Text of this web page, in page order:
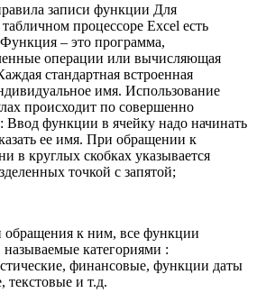
записи функции Для
процессоре Excel есть
– это программа,
операции или вычисляющая
стандартная встроенная
имя. Использование
происходит по совершенно
функции в ячейку надо начинать
ее имя. При обращении к
в круглых скобках указывается
точкой с запятой;
обращения к ним, все функции
категориями :
финансовые, функции даты
текстовые и т.д.